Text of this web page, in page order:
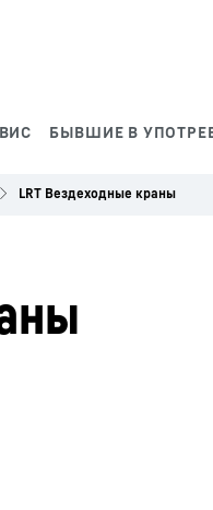
БЫВШИЕ В
LRT Вездеходные краны